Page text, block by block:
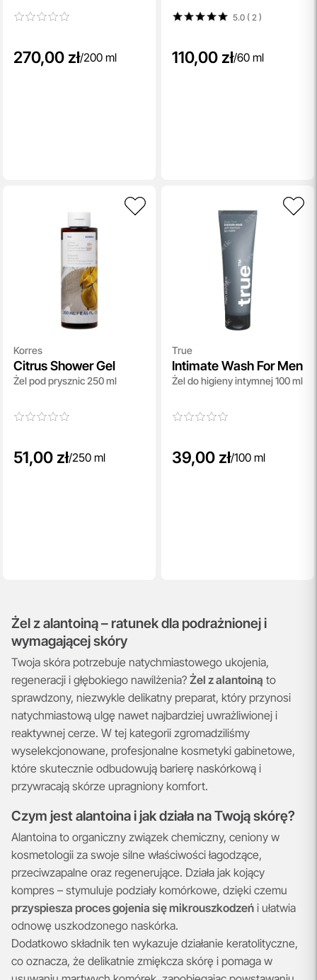
270,00 zł/200 ml
5.0 ( 2 )
110,00 zł/60 ml
Korres
Citrus Shower Gel
Żel pod prysznic 250 ml
51,00 zł/250 ml
True
Intimate Wash For Men
Żel do higieny intymnej 100 ml
39,00 zł/100 ml
Żel z alantoiną – ratunek dla podrażnionej i
wymagającej skóry
Twoja skóra potrzebuje natychmiastowego ukojenia,
regeneracji i głębokiego nawilżenia? Żel z alantoiną to
sprawdzony, niezwykle delikatny preparat, który przynosi
natychmiastową ulgę nawet najbardziej uwrażliwionej i
reaktywnej cerze. W tej kategorii zgromadziliśmy
wyselekcjonowane, profesjonalne kosmetyki gabinetowe,
które skutecznie odbudowują barierę naskórkową i
przywracają skórze upragniony komfort.
Czym jest alantoina i jak działa na Twoją skórę?
Alantoina to organiczny związek chemiczny, ceniony w
kosmetologii za swoje silne właściwości łagodzące,
przeciwzapalne oraz regenerujące. Działa jak kojący
kompres – stymuluje podziały komórkowe, dzięki czemu
przyspiesza proces gojenia się mikrouszkodzeń i ułatwia
odnowę uszkodzonego naskórka.
Dodatkowo składnik ten wykazuje działanie keratolityczne,
co oznacza, że delikatnie zmiękcza skórę i pomaga w